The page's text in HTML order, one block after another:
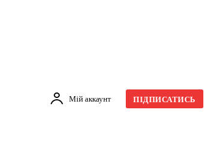
Мій аккаунт ПІДПИСАТИСЬ